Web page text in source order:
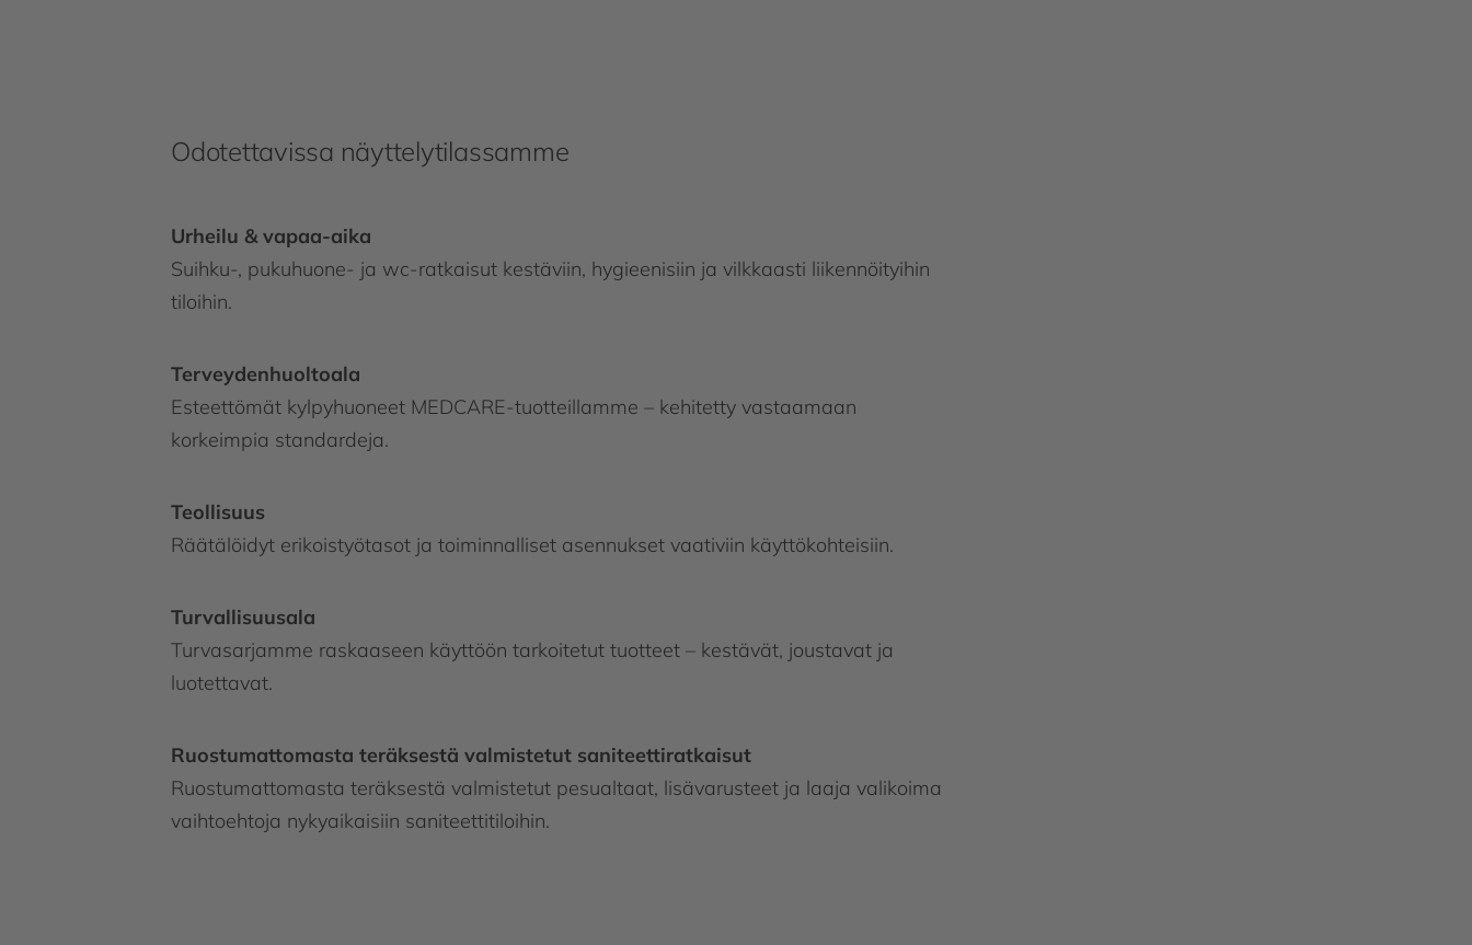
Odotettavissa näyttelytilassamme
Urheilu & vapaa-aika
Suihku-, pukuhuone- ja wc-ratkaisut kestäviin, hygieenisiin ja vilkkaasti liikennöityihin
tiloihin.
Terveydenhuoltoala
Esteettömät kylpyhuoneet MEDCARE-tuotteillamme – kehitetty vastaamaan
korkeimpia standardeja.
Teollisuus
Räätälöidyt erikoistyötasot ja toiminnalliset asennukset vaativiin käyttökohteisiin.
Turvallisuusala
Turvasarjamme raskaaseen käyttöön tarkoitetut tuotteet – kestävät, joustavat ja
luotettavat.
Ruostumattomasta teräksestä valmistetut saniteettiratkaisut
Ruostumattomasta teräksestä valmistetut pesualtaat, lisävarusteet ja laaja valikoima
vaihtoehtoja nykyaikaisiin saniteettitiloihin.